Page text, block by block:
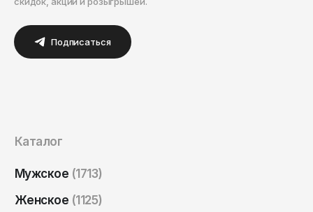
Подписаться
Каталог
Мужское (1713)
Женское (1125)